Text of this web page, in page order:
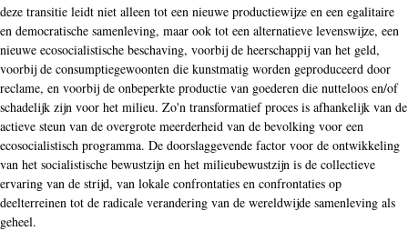
deze transitie leidt niet alleen tot een nieuwe productiewijze en een egalitaire
en democratische samenleving, maar ook tot een alternatieve levenswijze, een
nieuwe ecosocialistische beschaving, voorbij de heerschappij van het geld,
voorbij de consumptiegewoonten die kunstmatig worden geproduceerd door
reclame, en voorbij de onbeperkte productie van goederen die nutteloos en/of
schadelijk zijn voor het milieu. Zo'n transformatief proces is afhankelijk van de
actieve steun van de overgrote meerderheid van de bevolking voor een
ecosocialistisch programma. De doorslaggevende factor voor de ontwikkeling
van het socialistische bewustzijn en het milieubewustzijn is de collectieve
ervaring van de strijd, van lokale confrontaties en confrontaties op
deelterreinen tot de radicale verandering van de wereldwijde samenleving als
geheel.